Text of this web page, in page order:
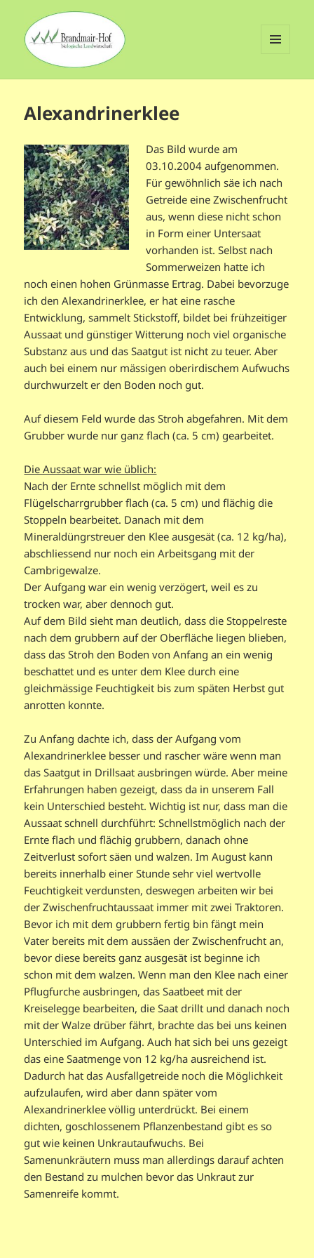
WIDGETS
Alexandrinerklee
Das Bild wurde am
03.10.2004 aufgenommen.
Für gewöhnlich säe ich nach
Getreide eine Zwischenfrucht
aus, wenn diese nicht schon
in Form einer Untersaat
vorhanden ist. Selbst nach
Sommerweizen hatte ich
noch einen hohen Grünmasse Ertrag. Dabei bevorzuge
ich den Alexandrinerklee, er hat eine rasche
Entwicklung, sammelt Stickstoff, bildet bei frühzeitiger
Aussaat und günstiger Witterung noch viel organische
Substanz aus und das Saatgut ist nicht zu teuer. Aber
auch bei einem nur mässigen oberirdischem Aufwuchs
durchwurzelt er den Boden noch gut.
Auf diesem Feld wurde das Stroh abgefahren. Mit dem
Grubber wurde nur ganz flach (ca. 5 cm) gearbeitet.
Die Aussaat war wie üblich:
Nach der Ernte schnellst möglich mit dem
Flügelscharrgrubber flach (ca. 5 cm) und flächig die
Stoppeln bearbeitet. Danach mit dem
Mineraldüngrstreuer den Klee ausgesät (ca. 12 kg/ha),
abschliessend nur noch ein Arbeitsgang mit der
Cambrigewalze.
Der Aufgang war ein wenig verzögert, weil es zu
trocken war, aber dennoch gut.
Auf dem Bild sieht man deutlich, dass die Stoppelreste
nach dem grubbern auf der Oberfläche liegen blieben,
dass das Stroh den Boden von Anfang an ein wenig
beschattet und es unter dem Klee durch eine
gleichmässige Feuchtigkeit bis zum späten Herbst gut
anrotten konnte.
Zu Anfang dachte ich, dass der Aufgang vom
Alexandrinerklee besser und rascher wäre wenn man
das Saatgut in Drillsaat ausbringen würde. Aber meine
Erfahrungen haben gezeigt, dass da in unserem Fall
kein Unterschied besteht. Wichtig ist nur, dass man die
Aussaat schnell durchführt: Schnellstmöglich nach der
Ernte flach und flächig grubbern, danach ohne
Zeitverlust sofort säen und walzen. Im August kann
bereits innerhalb einer Stunde sehr viel wertvolle
Feuchtigkeit verdunsten, deswegen arbeiten wir bei
der Zwischenfruchtaussaat immer mit zwei Traktoren.
Bevor ich mit dem grubbern fertig bin fängt mein
Vater bereits mit dem aussäen der Zwischenfrucht an,
bevor diese bereits ganz ausgesät ist beginne ich
schon mit dem walzen. Wenn man den Klee nach einer
Pflugfurche ausbringen, das Saatbeet mit der
Kreiselegge bearbeiten, die Saat drillt und danach noch
mit der Walze drüber fährt, brachte das bei uns keinen
Unterschied im Aufgang. Auch hat sich bei uns gezeigt
das eine Saatmenge von 12 kg/ha ausreichend ist.
Dadurch hat das Ausfallgetreide noch die Möglichkeit
aufzulaufen, wird aber dann später vom
Alexandrinerklee völlig unterdrückt. Bei einem
dichten, goschlossenem Pflanzenbestand gibt es so
gut wie keinen Unkrautaufwuchs. Bei
Samenunkräutern muss man allerdings darauf achten
den Bestand zu mulchen bevor das Unkraut zur
Samenreife kommt.